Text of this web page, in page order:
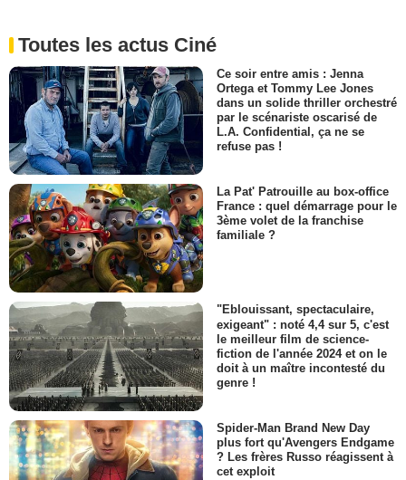
Toutes les actus Ciné
Ce soir entre amis : Jenna
Ortega et Tommy Lee Jones
dans un solide thriller orchestré
par le scénariste oscarisé de
L.A. Confidential, ça ne se
refuse pas !
La Pat' Patrouille au box-office
France : quel démarrage pour le
3ème volet de la franchise
familiale ?
"Eblouissant, spectaculaire,
exigeant" : noté 4,4 sur 5, c'est
le meilleur film de science-
fiction de l'année 2024 et on le
doit à un maître incontesté du
genre !
Spider-Man Brand New Day
plus fort qu'Avengers Endgame
? Les frères Russo réagissent à
cet exploit